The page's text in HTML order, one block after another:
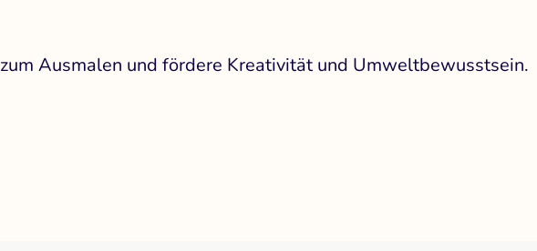
Ausmalen und fördere Kreativität und Umweltbewusstsein.